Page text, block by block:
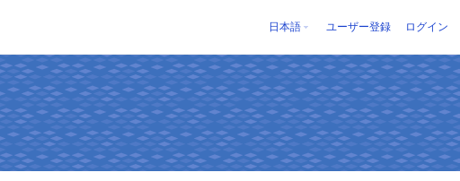
日本語 ユーザー登録 ログイン